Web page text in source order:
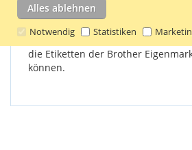
Alles ablehnen
Notwendig Statistiken
Original Brother-Halter können nicht
wiederverwendet werden. Aus
benötigen Sie diesen
die Etiketten der Brother
können.